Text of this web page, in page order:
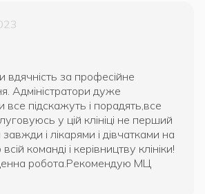
вдячність за професійне
Адміністратори дуже
все підскажуть і порадять,все
у цій клініці не перший
і лікарями і дівчатками на
команді і керівництву клініки!
робота.Рекомендую МЦ